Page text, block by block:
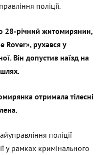
поліції.
28-річний житомирянин,
Rover», рухався у
Він допустив наїзд на
отримала тілесні
поліції
у рамках кримінального